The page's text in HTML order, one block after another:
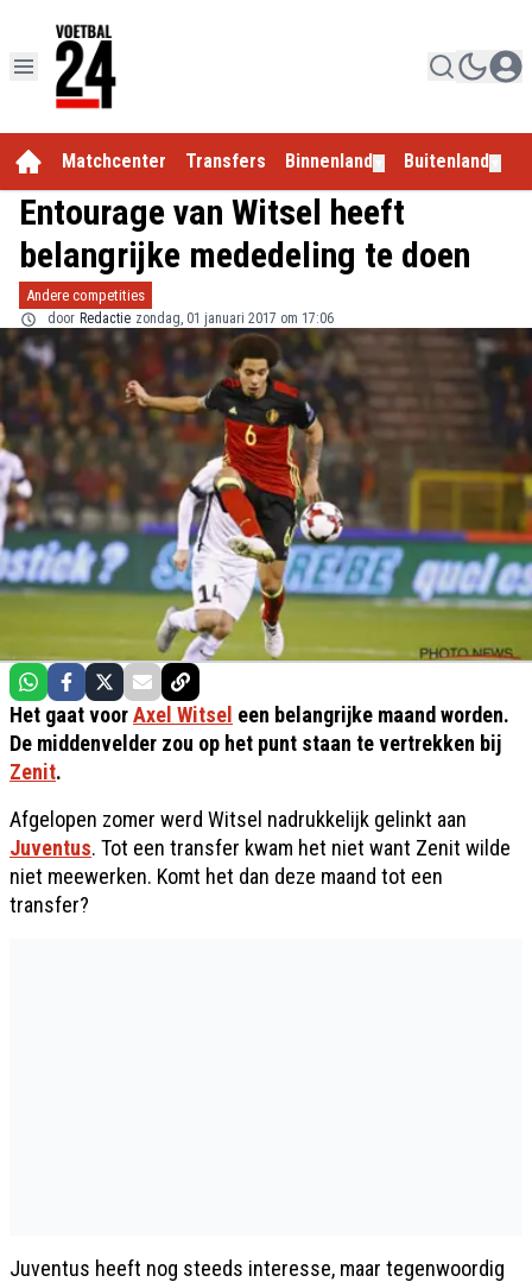
Matchcenter Transfers Binnenland Buitenland
Entourage van Witsel heeft
belangrijke mededeling te doen
Andere competities
door Redactie zondag, 01 januari 2017 om 17:06
Het gaat voorAxel Witsel een belangrijke maand worden.
De middenvelder zou op het punt staan te vertrekken bij
Zenit.
Afgelopen zomer werd Witsel nadrukkelijk gelinkt aan
Juventus. Tot een transfer kwam het niet want Zenit wilde
niet meewerken. Komt het dan deze maand tot een
transfer?
Juventus heeft nog steeds interesse, maar tegenwoordig